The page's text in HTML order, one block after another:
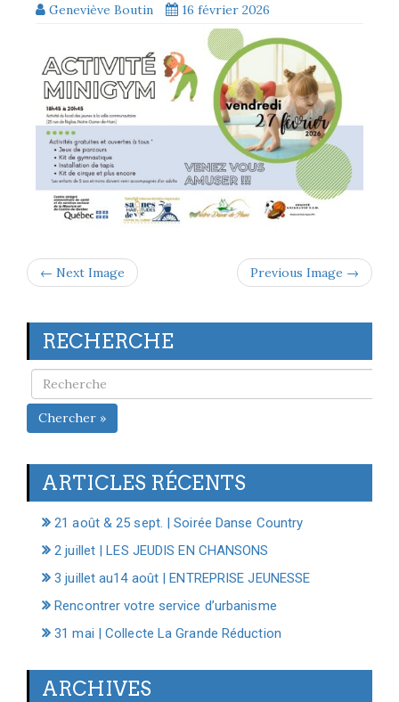
Geneviève Boutin 16 février 2026
← Next Image Previous Image →
RECHERCHE
Chercher »
ARTICLES RÉCENTS
21 août & 25 sept. | Soirée Danse Country
2 juillet | LES JEUDIS EN CHANSONS
3 juillet au14 août | ENTREPRISE JEUNESSE
Rencontrer votre service d’urbanisme
31 mai | Collecte La Grande Réduction
ARCHIVES